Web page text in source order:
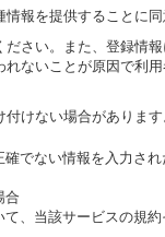
報を提供することに同
さい。また、登録情
ないことが原因で利
けない場合があります
でない情報を入力さ
合
、当該サービスの規